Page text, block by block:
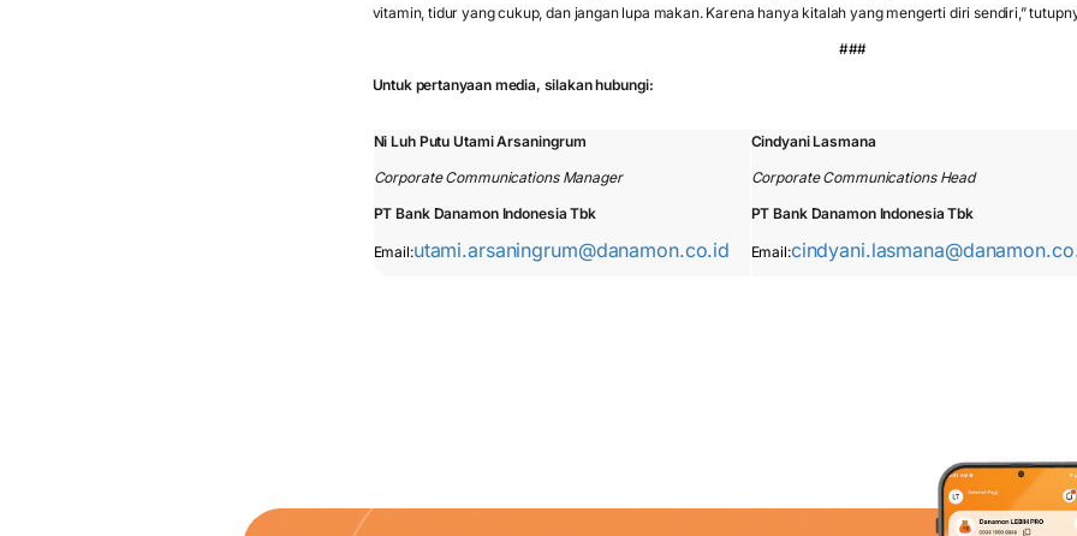
vitamin, tidur yang cukup, dan jangan lupa makan. Karena hanya kitalah yang mengerti diri sendiri,”
###
Untuk pertanyaan media, silakan hubungi:
Ni Luh Putu Utami Arsaningrum
Corporate Communications Manager
PT Bank Danamon Indonesia Tbk
Email:utami.arsaningrum@danamon.co.id
Cindyani Lasmana
Corporate Communications Head
PT Bank Danamon Indonesia Tbk
Email: